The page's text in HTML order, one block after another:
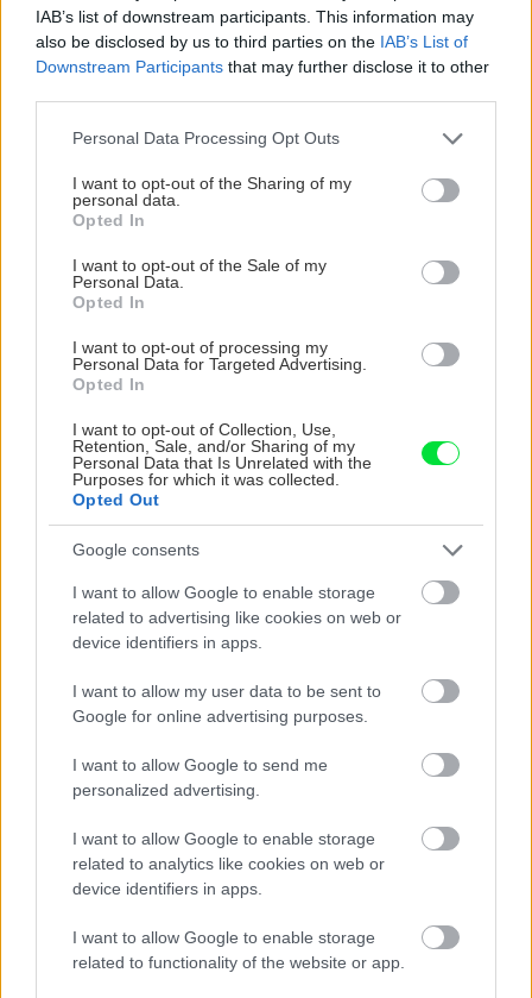
IAB’s list of downstream participants. This information may
also be disclosed by us to third parties on the IAB’s List of
Downstream Participants that may further disclose it to other
Please note that this website/app uses one or more Google
not limited to your visit or usage behaviour. You may click to
grant or deny consent to Google and its third-party tags to
use your data for below specified purposes in below Google
consent section.
Personal Data Processing Opt Outs
I want to opt-out of the Sharing of my
personal data.
Opted In
I want to opt-out of the Sale of my
Personal Data.
Opted In
I want to opt-out of processing my
Personal Data for Targeted Advertising.
Opted In
I want to opt-out of Collection, Use,
Retention, Sale, and/or Sharing of my
Personal Data that Is Unrelated with the
Purposes for which it was collected.
Opted Out
Google consents
I want to allow Google to enable storage
related to advertising like cookies on web or
device identifiers in apps.
I want to allow my user data to be sent to
Google for online advertising purposes.
I want to allow Google to send me
personalized advertising.
I want to allow Google to enable storage
related to analytics like cookies on web or
device identifiers in apps.
I want to allow Google to enable storage
related to functionality of the website or app.
Výsledky súťaže o
prenosný rádioprijímač a
mini reproduktorový
systém ORAVA RP-130 R!
mostov finišuje. Cestu pri
Trenčíne sprístupnia
Vodný kolový mlyn v
Tomášikove
zrekonštruovali. Vzniklo pri
ňom aj nové návštevnícke
novom šate. Rekonštrukcia
rodinného domu vo
Svätom Jure otvorila dom
krajine aj svetlu
Takto má vyzerať centrum
Bratislavy. Rekonštrukcia
Dunajskej ulice a okolia
štandard verejných
priestorov